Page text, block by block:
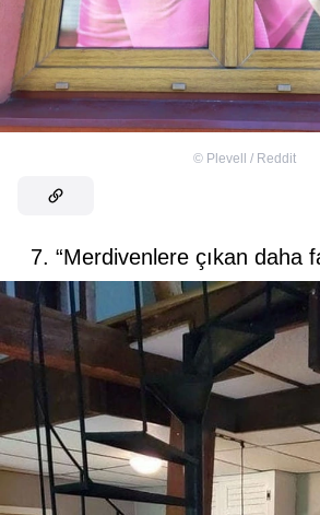
© Plevell / Reddit
7. “Merdivenlere çıkan daha